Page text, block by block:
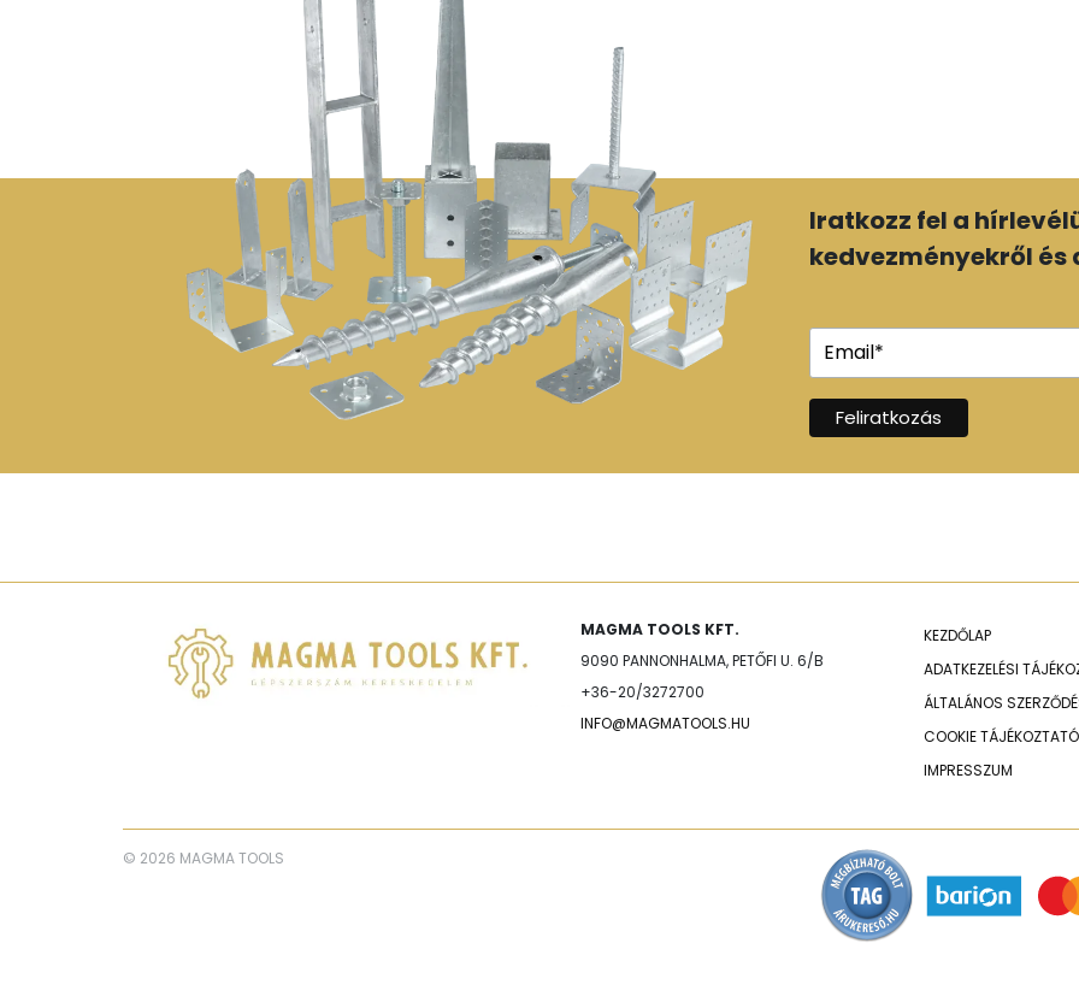
Iratkozz fel a
kedvezményekről
MAGMA TOOLS KFT.
9090 PANNONHALMA, PETŐFI U. 6/B
+36-20/3272700
INFO@MAGMATOOLS.HU
KEZDŐLAP
ADATKEZELÉSI
ÁLTALÁNOS
COOKIE TÁJÉKOZTATÓ
IMPRESSZUM
© 2026 MAGMA TOOLS